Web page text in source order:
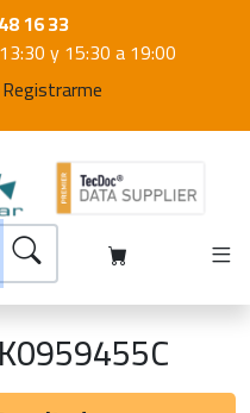
16 33
y 15:30 a 19:00
Registrarme